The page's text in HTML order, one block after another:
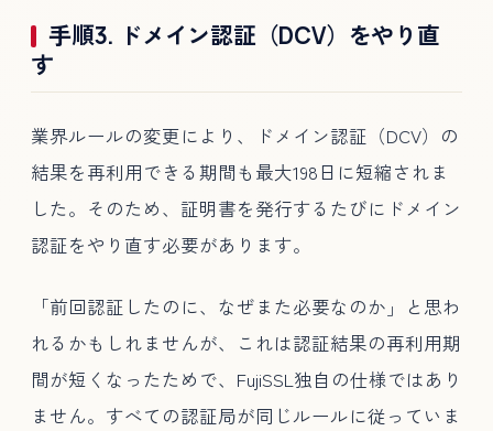
手順3. ドメイン認証（DCV）をやり直
す
業界ルールの変更により、ドメイン認証（DCV）の
結果を再利用できる期間も最大198日に短縮されま
した。そのため、証明書を発行するたびにドメイン
認証をやり直す必要があります。
「前回認証したのに、なぜまた必要なのか」と思わ
れるかもしれませんが、これは認証結果の再利用期
間が短くなったためで、FujiSSL独自の仕様ではあり
ません。すべての認証局が同じルールに従っていま